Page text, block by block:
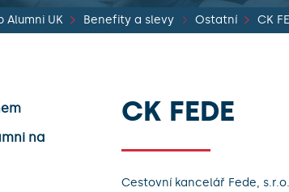
Alumni UK Benefity a slevy Ostatní CK
na
CK FEDE
Cestovní kancelář Fede,